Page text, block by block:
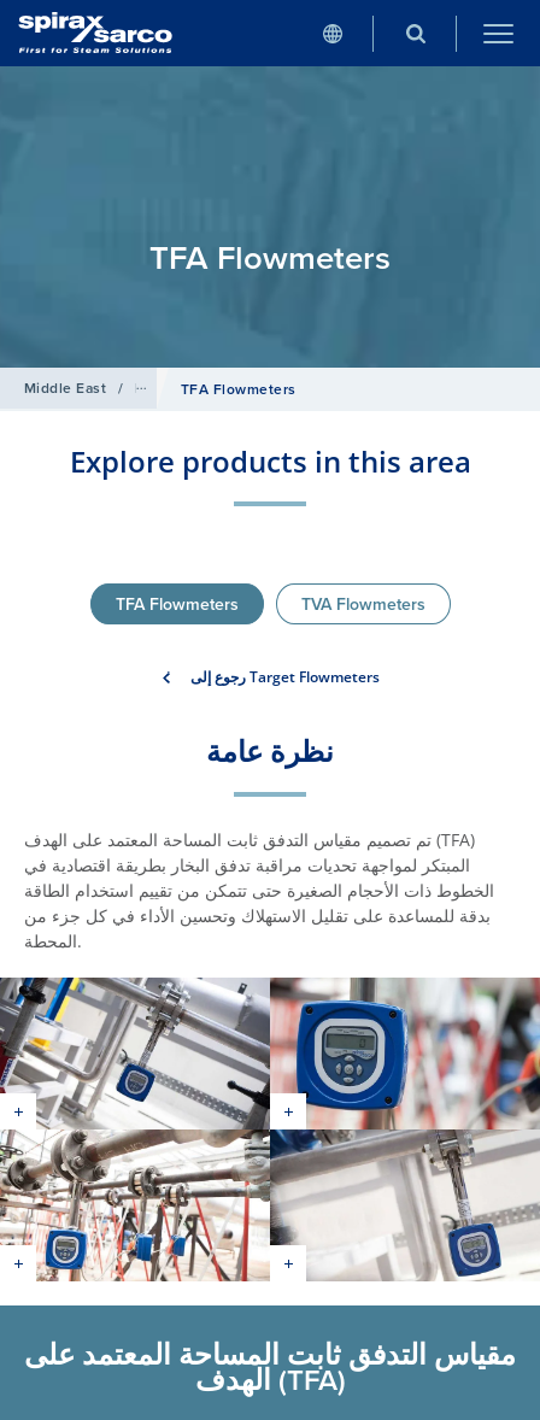
TFA Flowmeters
Middle East / Products / مقياس التدفق
TFA Flowmeters
Explore products in this area
TFA Flowmeters TVA Flowmeters
رجوع إلى Target Flowmeters
نظرة عامة
تم تصميم مقياس التدفق ثابت المساحة المعتمد على الهدف (TFA)
المبتكر لمواجهة تحديات مراقبة تدفق البخار بطريقة اقتصادية في
الخطوط ذات الأحجام الصغيرة حتى تتمكن من تقييم استخدام الطاقة
بدقة للمساعدة على تقليل الاستهلاك وتحسين الأداء في كل جزء من
المحطة.
مقياس التدفق ثابت المساحة المعتمد على
الهدف (TFA)